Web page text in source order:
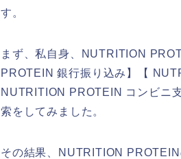
す。
まず、私自身、NUTRITION
PROTEIN 銀行振り込み】【
NUTRITION PROTEIN コンビニ
索をしてみました。
その結果、NUTRITION